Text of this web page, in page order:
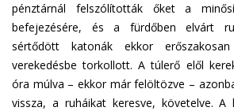
pénztárnál felszólították őket a
befejezésére, és a fürdőben elvárt
sértődött katonák ekkor
verekedésbe torkollott. A túlerő elől
óra múlva – ekkor már felöltözve –
vissza, a ruháikat keresve, követelve. A